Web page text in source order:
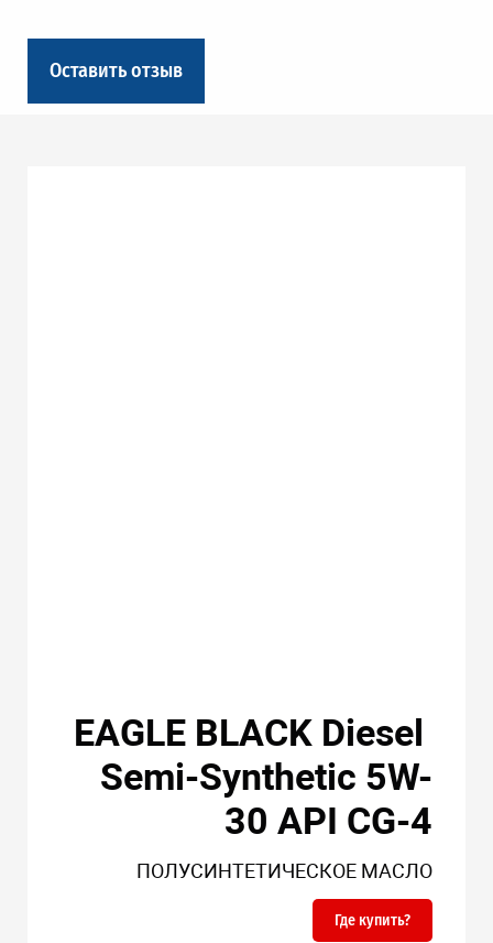
Оставить отзыв
EAGLE BLACK Diesel
Semi-Synthetic 5W-
30 API CG-4
ПОЛУСИНТЕТИЧЕСКОЕ МАСЛО
Где купить?